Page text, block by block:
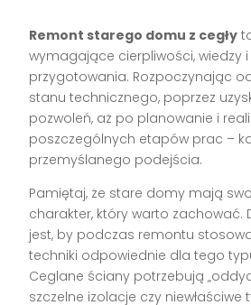
Remont starego domu z cegły
wymagające cierpliwości, wiedzy
przygotowania. Rozpoczynając
stanu technicznego, poprzez
pozwoleń, aż po planowanie i
poszczególnych etapów prac –
przemyślanego podejścia.
Pamiętaj, że stare domy mają
charakter, który warto zachować.
jest, by podczas remontu
techniki odpowiednie dla tego
Ceglane ściany potrzebują
szczelne izolacje czy niewłaściwe